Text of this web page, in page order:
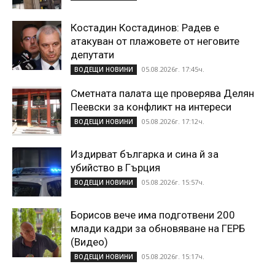
Костадин Костадинов: Радев е
атакуван от плажoвете от неговите
депутати
ВОДЕЩИ НОВИНИ 05.08.2026г. 17:45ч.
Сметната палата ще проверява Делян
Пеевски за конфликт на интереси
ВОДЕЩИ НОВИНИ 05.08.2026г. 17:12ч.
Издирват българка и сина й за
убийство в Гърция
ВОДЕЩИ НОВИНИ 05.08.2026г. 15:57ч.
Борисов вече има подготвени 200
млади кадри за обновяване на ГЕРБ
(Видео)
ВОДЕЩИ НОВИНИ 05.08.2026г. 15:17ч.